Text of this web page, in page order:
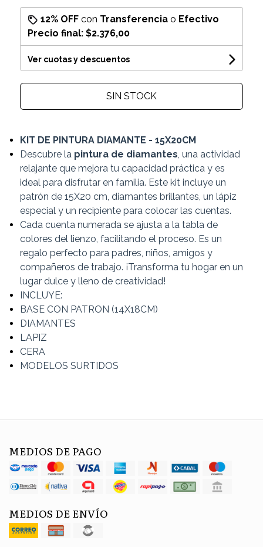
12% OFFcon Transferenciao Efectivo
Precio final: $2.376,00
Ver cuotas y descuentos
SIN STOCK
KIT DE PINTURA DIAMANTE - 15X20CM
Descubre la pintura de diamantes, una actividad
relajante que mejora tu capacidad práctica y es
ideal para disfrutar en familia. Este kit incluye un
patrón de 15X20 cm, diamantes brillantes, un lápiz
especial y un recipiente para colocar las cuentas.
Cada cuenta numerada se ajusta a la tabla de
colores del lienzo, facilitando el proceso. Es un
regalo perfecto para padres, niños, amigos y
compañeros de trabajo. ¡Transforma tu hogar en un
lugar dulce y lleno de creatividad!
INCLUYE:
BASE CON PATRON (14X18CM)
DIAMANTES
LAPIZ
CERA
MODELOS SURTIDOS
MEDIOS DE PAGO
MEDIOS DE ENVÍO